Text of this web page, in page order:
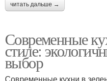
читать дальше →
Современные
стиле:
выбор